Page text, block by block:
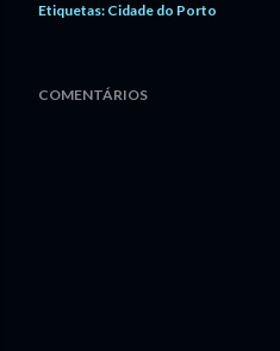
Etiquetas: Cidade do Porto
COMENTÁRIOS